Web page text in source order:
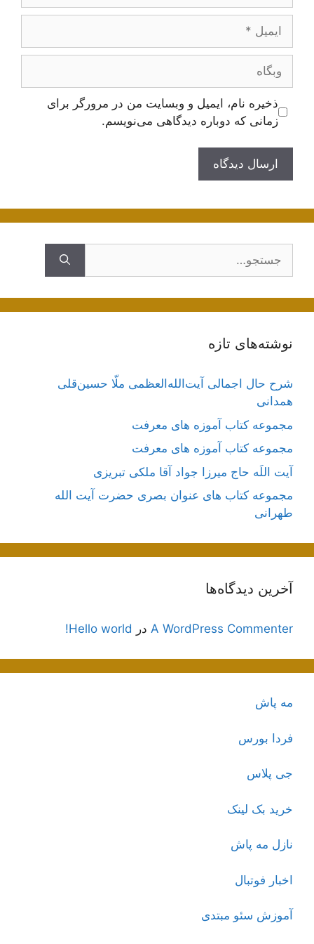
وبگاه
ذخیره نام، ایمیل و وبسایت من در مرورگر برای
زمانی که دوباره دیدگاهی می‌نویسم.
نوشته‌های تازه
شرح حال اجمالی آیت‌الله‌العظمی ملّا حسین‌قلی
همدانی
مجموعه کتاب آموزه های معرفت
مجموعه کتاب آموزه های معرفت
آیت اللَه حاج میرزا جواد آقا ملکی تبریزی
مجموعه کتاب های عنوان بصری حضرت آیت الله
طهرانی
آخرین دیدگاه‌ها
A WordPress Commenter در Hello world!
مه پاش
فردا بورس
جی پلاس
خرید بک لینک
نازل مه پاش
اخبار فوتبال
آموزش سئو مبتدی